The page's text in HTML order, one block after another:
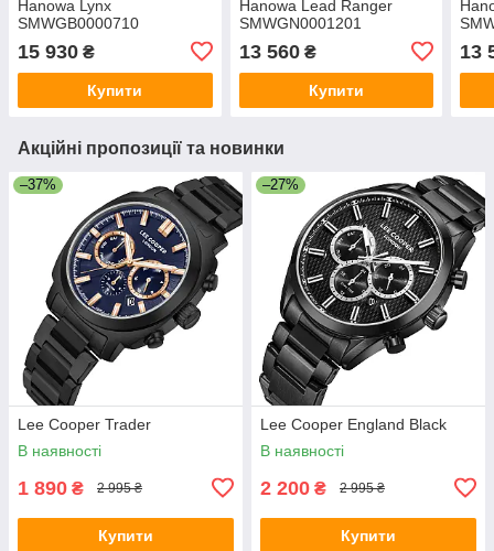
Hanowa Lynx
SMWGB0000710
15 930 ₴
Купити
Hanowa Lead Ranger
SMWGN0001201
13 560₴
Купити
13
Акційні пропозиції та новинки
–37%
Lee Cooper Trader
В наявності
1 890 ₴ 2 995 ₴
Купити
–27%
Lee Cooper England Black
В наявності
2 200 ₴ 2 995 ₴
Купити